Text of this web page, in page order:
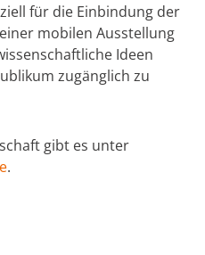
für die Einbindung der
mobilen Ausstellung
Ideen
zugänglich zu
gibt es unter
.